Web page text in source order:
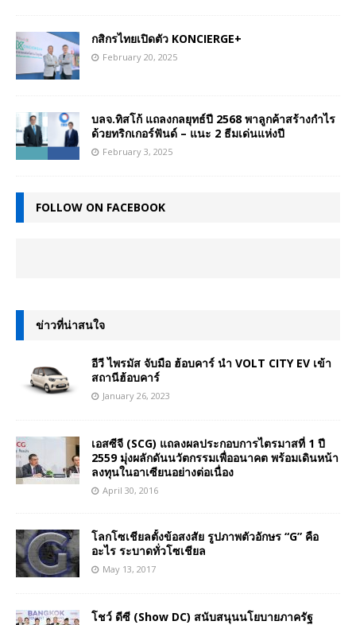
กสิกรไทยเปิดตัว KONCIERGE+
February 20, 2025
บลจ.ทิสโก้ แถลงกลยุทธ์ปี 2568 พาลูกค้าสร้างกำไร
ด้วยทริกเกอร์ฟันด์ – แนะ 2 ธีมเด่นแห่งปี
February 3, 2025
FOLLOW ON FACEBOOK
ข่าวที่น่าสนใจ
อีวี ไพรมัส จับมือ ฮ้อบคาร์ นำ VOLT CITY EV เข้า
สถานีฮ้อบคาร์
January 26, 2023
เอสซีจี (SCG) แถลงผลประกอบการไตรมาสที่ 1 ปี
2559 มุ่งผลักดันนวัตกรรมเพื่ออนาคต พร้อมเดินหน้า
ลงทุนในอาเซียนอย่างต่อเนื่อง
April 30, 2016
โลกโซเชียลตั้งข้อสงสัย รูปภาพตัวอักษร “G” คือ
อะไร ระบาดทั่วโซเชียล
May 13, 2017
โชว์ ดีซี (Show DC) สนับสนุนนโยบายภาครัฐ